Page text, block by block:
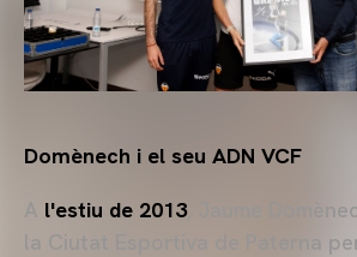
Domènech i el seu ADN VCF
A l'estiu de 2013, Jaume
la Ciutat Esportiva de Paterna